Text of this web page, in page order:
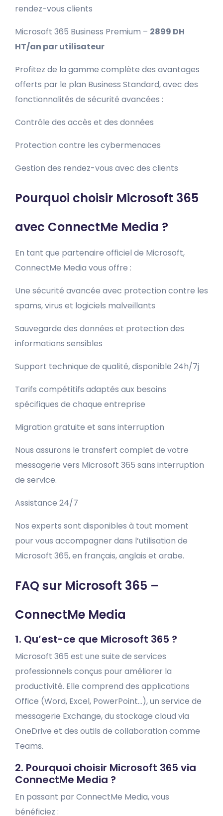
rendez-vous clients
Microsoft 365 Business Premium – 2899 DH
HT/an par utilisateur
Profitez de la gamme complète des avantages
offerts par le plan Business Standard, avec des
fonctionnalités de sécurité avancées :
Contrôle des accès et des données
Protection contre les cybermenaces
Gestion des rendez-vous avec des clients
Pourquoi choisir Microsoft 365
avec ConnectMe Media ?
En tant que partenaire officiel de Microsoft,
ConnectMe Media vous offre :
Une sécurité avancée avec protection contre les
spams, virus et logiciels malveillants
Sauvegarde des données et protection des
informations sensibles
Support technique de qualité, disponible 24h/7j
Tarifs compétitifs adaptés aux besoins
spécifiques de chaque entreprise
Migration gratuite et sans interruption
Nous assurons le transfert complet de votre
messagerie vers Microsoft 365 sans interruption
de service.
Assistance 24/7
Nos experts sont disponibles à tout moment
pour vous accompagner dans l’utilisation de
Microsoft 365, en français, anglais et arabe.
FAQ sur Microsoft 365 –
ConnectMe Media
1. Qu’est-ce que Microsoft 365 ?
Microsoft 365 est une suite de services
professionnels conçus pour améliorer la
productivité. Elle comprend des applications
Office (Word, Excel, PowerPoint…), un service de
messagerie Exchange, du stockage cloud via
OneDrive et des outils de collaboration comme
Teams.
2. Pourquoi choisir Microsoft 365 via
ConnectMe Media ?
En passant par ConnectMe Media, vous
bénéficiez :